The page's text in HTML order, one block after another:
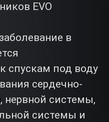
EVO
в
спускам под воду
сердечно-
нервной системы,
системы и